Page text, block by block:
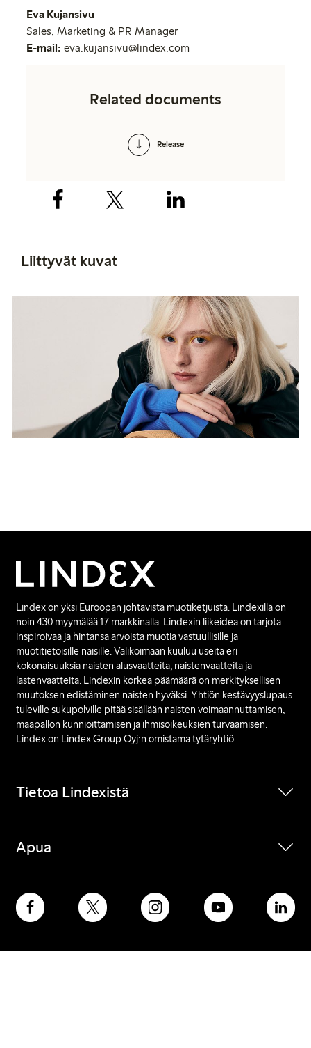
Eva Kujansivu
Sales, Marketing & PR Manager
E-mail: eva.kujansivu@lindex.com
Related documents
Release
Liittyvät kuvat
Lindex on yksi Euroopan johtavista muotiketjuista. Lindexillä on
noin 430 myymälää 17 markkinalla. Lindexin liikeidea on tarjota
inspiroivaa ja hintansa arvoista muotia vastuullisille ja
muotitietoisille naisille. Valikoimaan kuuluu useita eri
kokonaisuuksia naisten alusvaatteita, naistenvaatteita ja
lastenvaatteita. Lindexin korkea päämäärä on merkityksellisen
muutoksen edistäminen naisten hyväksi. Yhtiön kestävyyslupaus
tuleville sukupolville pitää sisällään naisten voimaannuttamisen,
maapallon kunnioittamisen ja ihmisoikeuksien turvaamisen.
Lindex on Lindex Group Oyj:n omistama tytäryhtiö.
Tietoa Lindexistä
Apua